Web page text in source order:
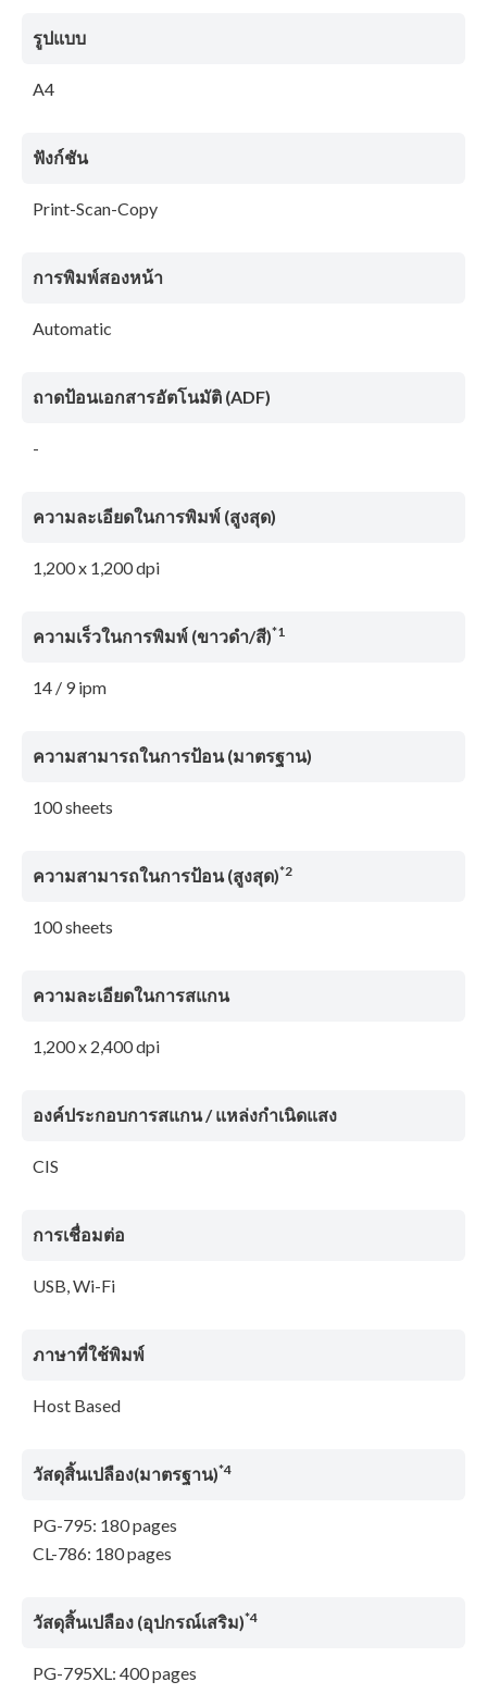
รูปแบบ
A4
ฟังก์ชัน
Print-Scan-Copy
การพิมพ์สองหน้า
Automatic
ถาดป้อนเอกสารอัตโนมัติ (ADF)
-
ความละเอียดในการพิมพ์ (สูงสุด)
1,200 x 1,200 dpi
ความเร็วในการพิมพ์ (ขาวดํา/สี)*1
14 / 9 ipm
ความสามารถในการป้อน (มาตรฐาน)
100 sheets
ความสามารถในการป้อน (สูงสุด)*2
100 sheets
ความละเอียดในการสแกน
1,200 x 2,400 dpi
องค์ประกอบการสแกน / แหล่งกําเนิดแสง
CIS
การเชื่อมต่อ
USB, Wi-Fi
ภาษาที่ใช้พิมพ์
Host Based
วัสดุสิ้นเปลือง(มาตรฐาน)*4
PG-795: 180 pages
CL-786: 180 pages
วัสดุสิ้นเปลือง (อุปกรณ์เสริม)*4
PG-795XL: 400 pages